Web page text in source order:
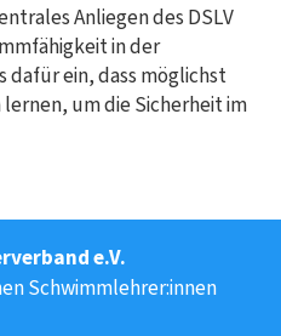
Anliegen des DSLV
in der
dafür ein, dass möglichst
um die Sicherheit im
e.V.
Schwimmlehrer:innen